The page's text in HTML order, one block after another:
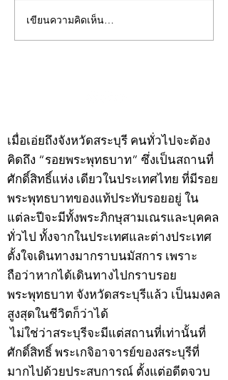
คอลัมน์"จับชีพจรวงการ
พระ"ประจำพุธที่ 29
เขียนความคิดเห็น…
เมื่อเอ่ยถึงจังหวัดสระบุรี คนทั่วไปจะต้อง
คิดถึง “รอยพระพุทธบาท” ซึ่งเป็นสถานที่
ศักดิ์สิทธิ์แห่ง เดียวในประเทศไทย ที่มีรอย
พระพุทธบาทของแท้ประทับรอยอยู่ ใน
แต่ละปีจะมีทั้งพระภิกษุสามเณรและบุคคล
ทั่วไป ทั้งจากในประเทศและต่างประเทศ
ตั้งใจเดินทางมากราบนมัสการ เพราะ
ถือว่าหากได้เดินทางไปกราบรอย
พระพุทธบาท จังหวัดสระบุรีแล้ว เป็นมงคล
สูงสุดในชีวิตก็ว่าได้
ไม่ใช่ว่าสระบุรีจะมีแต่สถานที่เท่านั้นที่
ศักดิ์สิทธิ์ พระเกจิอาจารย์ของสระบุรีที่
มากไปด้วยประสบการณ์ ตั้งแต่อดีตจวบ